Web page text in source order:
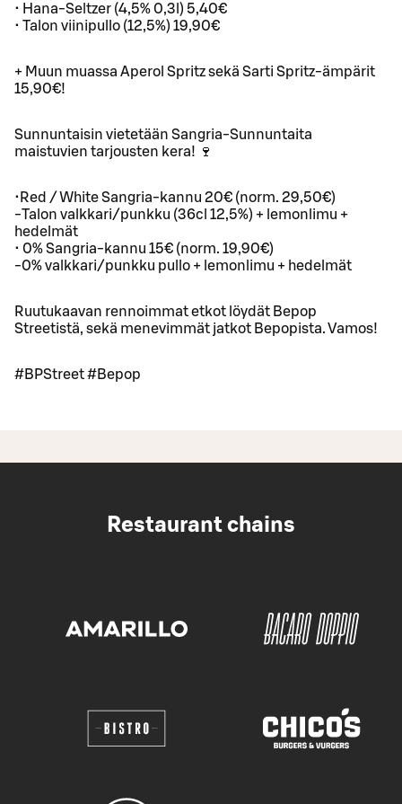
• Hana-Seltzer (4,5% 0,3l) 5,40€
• Talon viinipullo (12,5%) 19,90€
+ Muun muassa Aperol Spritz sekä Sarti Spritz-ämpärit
15,90€!
Sunnuntaisin vietetään Sangria-Sunnuntaita
maistuvien tarjousten kera! 🍷
•Red / White Sangria-kannu 20€ (norm. 29,50€)
-Talon valkkari/punkku (36cl 12,5%) + lemonlimu +
hedelmät
• 0% Sangria-kannu 15€ (norm. 19,90€)
-0% valkkari/punkku pullo + lemonlimu + hedelmät
Ruutukaavan rennoimmat etkot löydät Bepop
Streetistä, sekä menevimmät jatkot Bepopista. Vamos!
#BPStreet #Bepop
Restaurant chains